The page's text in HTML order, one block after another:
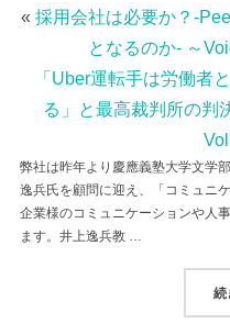
« 採用会社は必要か？-
となるのか- ～
「Uber運転手は労働者
る」と最高裁判所の
弊社は昨年より慶應義塾大学文学
逸兵氏を顧問に迎え、「コミュニ
企業様のコミュニケーションや人
ます。井上逸兵教 …
続